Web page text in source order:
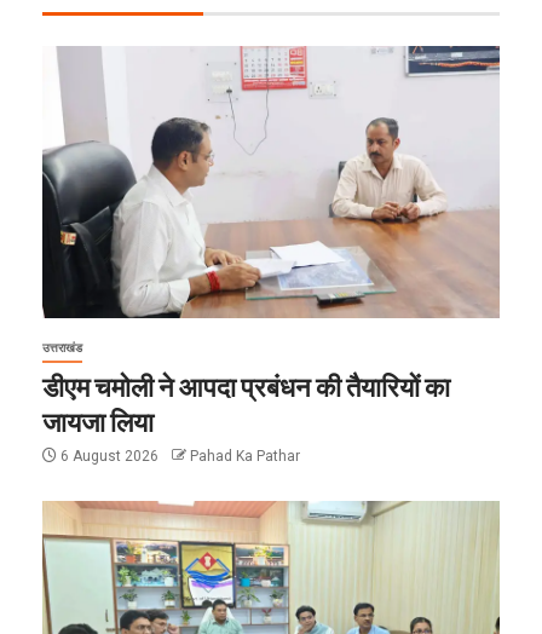
उत्तराखंड
डीएम चमोली ने आपदा प्रबंधन की तैयारियों का
जायजा लिया
6 August 2026 Pahad Ka Pathar